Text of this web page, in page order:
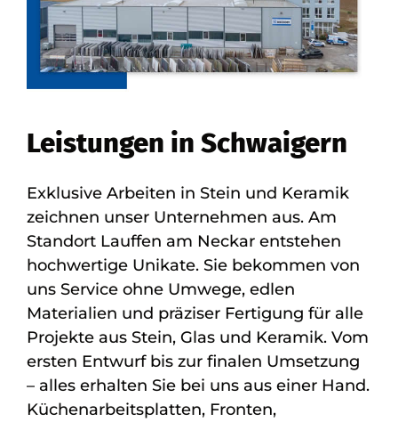
Leistungen in Schwaigern
Exklusive Arbeiten in Stein und Keramik
zeichnen unser Unternehmen aus. Am
Standort Lauffen am Neckar entstehen
hochwertige Unikate. Sie bekommen von
uns Service ohne Umwege, edlen
Materialien und präziser Fertigung für alle
Projekte aus Stein, Glas und Keramik. Vom
ersten Entwurf bis zur finalen Umsetzung
– alles erhalten Sie bei uns aus einer Hand.
Küchenarbeitsplatten, Fronten,